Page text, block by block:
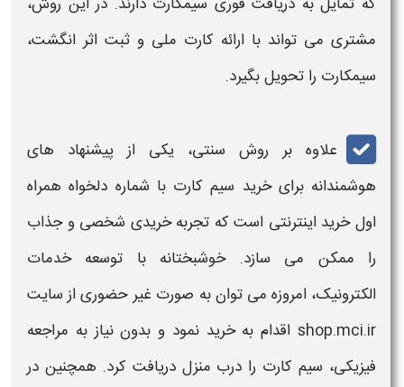
مشتری می تواند با ارائه کارت ملی و ثبت اثر انگشت،
سیمکارت را تحویل بگیرد.
علاوه بر روش سنتی، یکی از پیشنهاد های
هوشمندانه برایخرید سیم کارت با شماره دلخواه همراه
اولخریداینترنتی است که تجربه خریدی شخصی و جذاب
را ممکن می سازد. خوشبختانه با توسعه خدمات
الکترونیک، امروزه می توان به صورت غیر حضوری از سایت
shop.mci.ir اقدام به
خرید نمود و بدون نیاز به مراجعه
فیزیکی، سیم کارت را درب منزل دریافت کرد. همچنین در